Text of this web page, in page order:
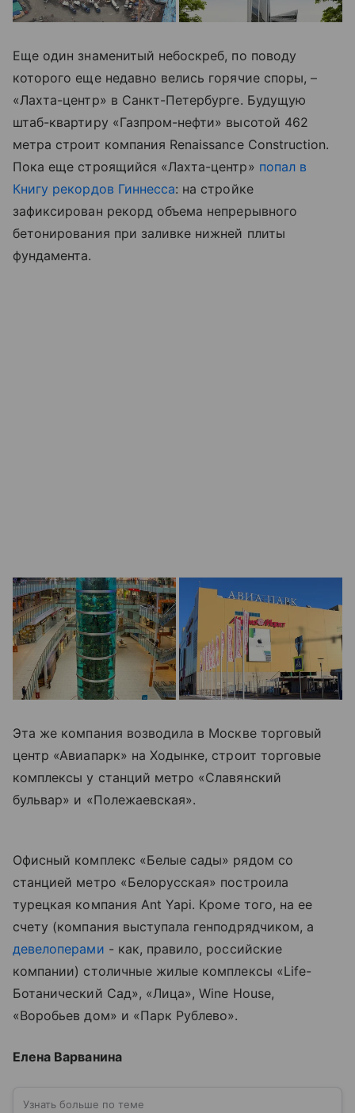
Еще один знаменитый небоскреб, по поводу
которого еще недавно велись горячие споры, –
«Лахта-центр» в Санкт-Петербурге. Будущую
штаб-квартиру «Газпром-нефти» высотой 462
метра строит компания Renaissance Construction.
Пока еще строящийся «Лахта-центр» попал в
Книгу рекордов Гиннесса: на стройке
зафиксирован рекорд объема непрерывного
бетонирования при заливке нижней плиты
фундамента.
Эта же компания возводила в Москве торговый
центр «Авиапарк» на Ходынке, строит торговые
комплексы у станций метро «Славянский
бульвар» и «Полежаевская».
Офисный комплекс «Белые сады» рядом со
станцией метро «Белорусская» построила
турецкая компания Ant Yapi. Кроме того, на ее
счету (компания выступала генподрядчиком, а
девелоперами - как, правило, российские
компании) столичные жилые комплексы «Life-
Ботанический Сад», «Лица», Wine House,
«Воробьев дом» и «Парк Рублево».
Елена Варванина
Узнать больше по теме